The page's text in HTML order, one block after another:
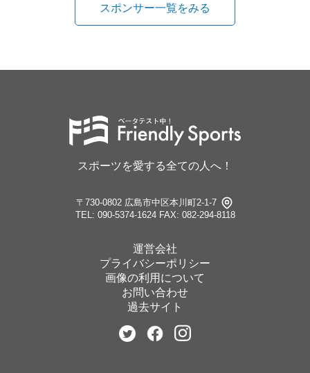
スポンサー一覧をみる
スポーツを愛する全ての人へ！
〒730-0802 広島市中区本川町2-1-7
TEL: 090-5374-1624 FAX: 082-294-8118
運営会社
プライバシーポリシー
画像の利用について
お問い合わせ
過去サイト